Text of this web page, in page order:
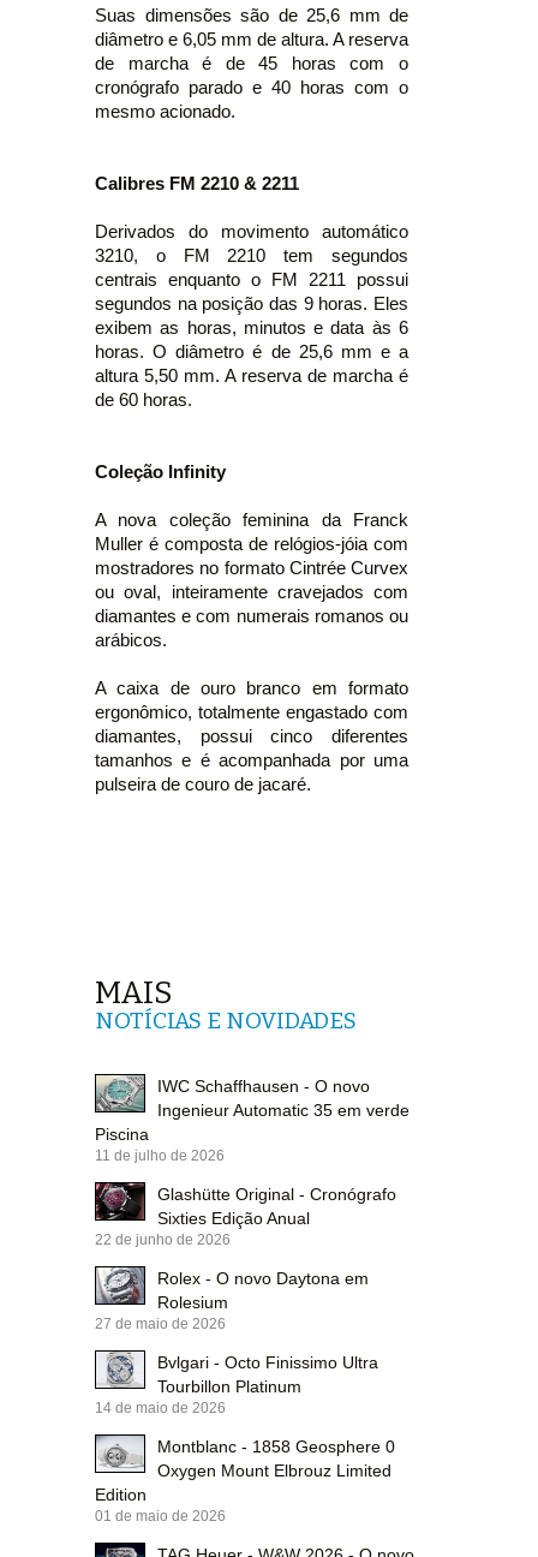
Suas dimensões são de 25,6 mm de
diâmetro e 6,05 mm de altura. A reserva
de marcha é de 45 horas com o
cronógrafo parado e 40 horas com o
mesmo acionado.
Calibres FM 2210 & 2211
Derivados do movimento automático
3210, o FM 2210 tem segundos
centrais enquanto o FM 2211 possui
segundos na posição das 9 horas. Eles
exibem as horas, minutos e data às 6
horas. O diâmetro é de 25,6 mm e a
altura 5,50 mm. A reserva de marcha é
de 60 horas.
Coleção Infinity
A nova coleção feminina da Franck
Muller é composta de relógios-jóia com
mostradores no formato Cintrée Curvex
ou oval, inteiramente cravejados com
diamantes e com numerais romanos ou
arábicos.
A caixa de ouro branco em formato
ergonômico, totalmente engastado com
diamantes, possui cinco diferentes
tamanhos e é acompanhada por uma
pulseira de couro de jacaré.
MAIS
NOTÍCIAS E NOVIDADES
IWC Schaffhausen - O novo
Ingenieur Automatic 35 em verde
Piscina
11 de julho de 2026
Glashütte Original - Cronógrafo
Sixties Edição Anual
22 de junho de 2026
Rolex - O novo Daytona em
Rolesium
27 de maio de 2026
Bvlgari - Octo Finissimo Ultra
Tourbillon Platinum
14 de maio de 2026
Montblanc - 1858 Geosphere 0
Oxygen Mount Elbrouz Limited
Edition
01 de maio de 2026